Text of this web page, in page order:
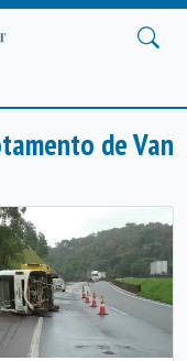
de Van